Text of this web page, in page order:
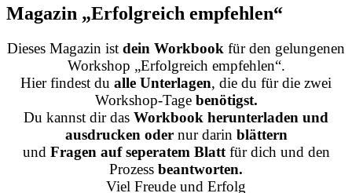
Magazin „Erfolgreich empfehlen“
Dieses Magazin ist dein Workbook für den gelungenen
Workshop „Erfolgreich empfehlen“.
Hier findest du alle Unterlagen, die du für die zwei
Workshop-Tagebenötigst.
Du kannst dir das Workbook herunterladen und
ausdrucken odernur darin blättern
und Fragen auf seperatem Blattfür dich und den
Prozess beantworten.
Viel Freude und Erfolg